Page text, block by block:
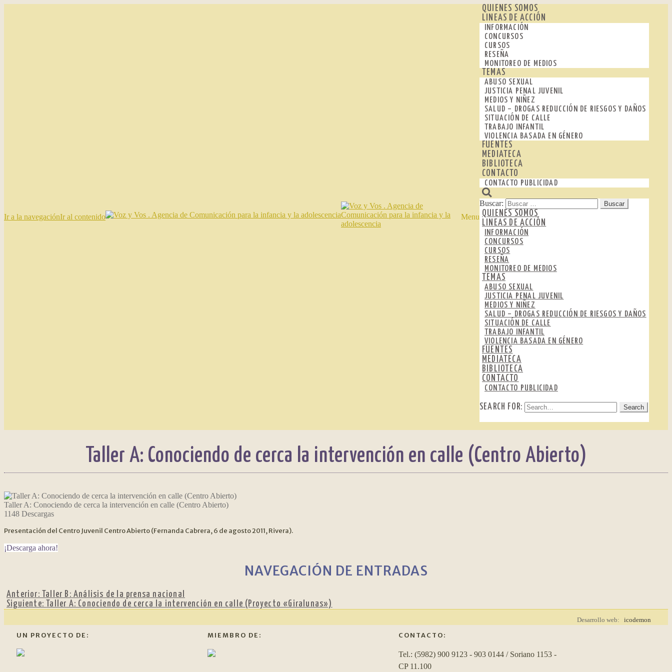
Ir a la navegaciónIr al contenido Menu
QUIENES SOMOS
LINEAS DE ACCIÓN
INFORMACIÓN
CONCURSOS
CURSOS
RESEÑA
MONITOREO DE MEDIOS
TEMAS
ABUSO SEXUAL
JUSTICIA PENAL JUVENIL
MEDIOS Y NIÑEZ
SALUD – DROGAS REDUCCIÓN DE RIESGOS Y DAÑOS
SITUACIÓN DE CALLE
TRABAJO INFANTIL
VIOLENCIA BASADA EN GÉNERO
FUENTES
MEDIATECA
BIBLIOTECA
CONTACTO
CONTACTO PUBLICIDAD
Buscar:
QUIENES SOMOS
LINEAS DE ACCIÓN
INFORMACIÓN
CONCURSOS
CURSOS
RESEÑA
MONITOREO DE MEDIOS
TEMAS
ABUSO SEXUAL
JUSTICIA PENAL JUVENIL
MEDIOS Y NIÑEZ
SALUD – DROGAS REDUCCIÓN DE RIESGOS Y DAÑOS
SITUACIÓN DE CALLE
TRABAJO INFANTIL
VIOLENCIA BASADA EN GÉNERO
FUENTES
MEDIATECA
BIBLIOTECA
CONTACTO
CONTACTO PUBLICIDAD
SEARCH FOR:
Taller A: Conociendo de cerca la intervención en calle (Centro Abierto)
Taller A: Conociendo de cerca la intervención en calle (Centro Abierto)
1148 Descargas
Presentación del Centro Juvenil Centro Abierto (Fernanda Cabrera, 6 de agosto 2011, Rivera).
¡Descarga ahora!
NAVEGACIÓN DE ENTRADAS
Anterior:
Taller B: Análisis de la prensa nacional
Siguiente:
Taller A: Conociendo de cerca la intervención en calle (Proyecto «Giralunas»)
UN PROYECTO DE: MIEMBRO DE: CONTACTO:
Tel.: (5982) 900 9123 - 903 0144 / Soriano 1153 -
CP 11.100
Desarrollo web: icodemon